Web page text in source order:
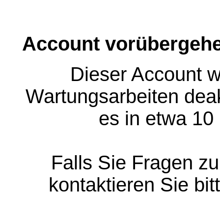
Account
Dieser Account
Wartungsarbeiten
es in etwa
Falls Sie Fragen
kontaktieren Sie